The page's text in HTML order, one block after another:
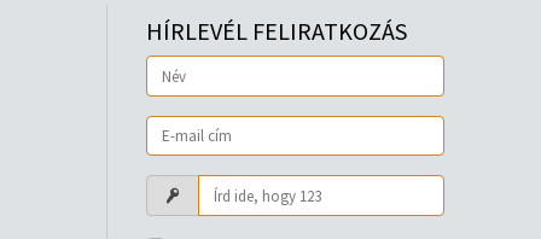
HÍRLEVÉL FELIRATKOZÁS